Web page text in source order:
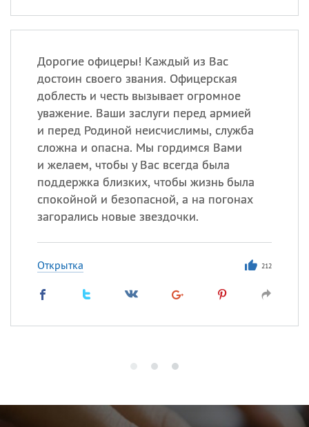
Дорогие офицеры! Каждый из Вас
достоин своего звания. Офицерская
доблесть и честь вызывает огромное
уважение. Ваши заслуги перед армией
и перед Родиной неисчислимы, служба
сложна и опасна. Мы гордимся Вами
и желаем, чтобы у Вас всегда была
поддержка близких, чтобы жизнь была
спокойной и безопасной, а на погонах
загорались новые звездочки.
Открытка 212